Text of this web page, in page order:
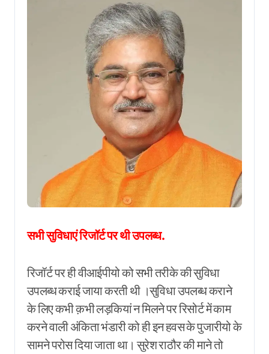
सभी सुविधाएं रिजॉर्ट पर थी उपलब्ध.
रिजॉर्ट पर ही वीआईपीयो को सभी तरीके की सुविधा
उपलब्ध कराई जाया करती थी ।सुविधा उपलब्ध कराने
के लिए कभी क़भी लड़कियां न मिलने पर रिसोर्ट में काम
करने वाली अंकिता भंडारी को ही इन हवस के पुजारीयो के
सामने परोस दिया जाता था। सुरेश राठौर की माने तो